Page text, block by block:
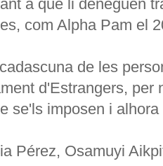
a que li deneguen
com Alpha Pam el
de les
d'Estrangers, per
se'ls imposen i
Pérez, Osamuyi